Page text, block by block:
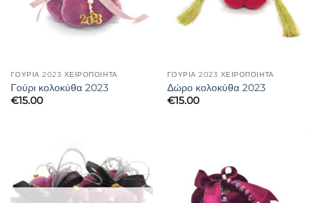
ΓΟΎΡΙΑ 2023 ΧΕΙΡΟΠΟΊΗΤΑ
Γούρι κολοκύθα 2023
€15.00
ΓΟΎΡΙΑ 2023 ΧΕΙΡΟΠΟΊΗΤΑ
Δώρο κολοκύθα 2023
€15.00